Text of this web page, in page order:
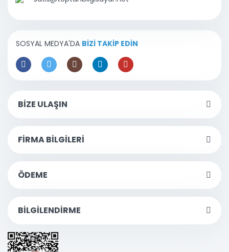
SOSYAL MEDYA'DA BİZİ TAKİP EDİN
BİZE ULAŞIN
FİRMA BİLGİLERİ
ÖDEME
BİLGİLENDİRME